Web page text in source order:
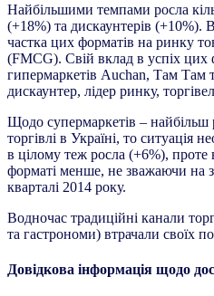
Найбільшими темпами росла
(+18%) та дискаунтерів (+10%).
частка цих форматів на ринку
(FMCG). Свій вклад в успіх цих
гипермаркетів Auchan, Там Там
дискаунтер, лідер ринку,
Щодо супермаркетів – найбільш
торгівлі в Україні, то ситуація
в цілому теж росла (+6%),
форматі менше, не зважаючи на
кварталі 2014 року.
Водночас традиційні канали
та гастрономи) втрачали своїх
Довідкова інформація щодо